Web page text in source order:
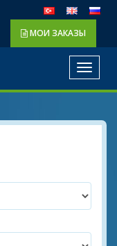
МОИ ЗАКАЗЫ
Toggle